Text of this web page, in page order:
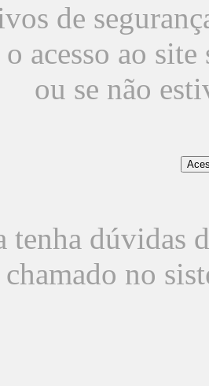
de
o acesso ao
ou se não
tenha dúvidas
no